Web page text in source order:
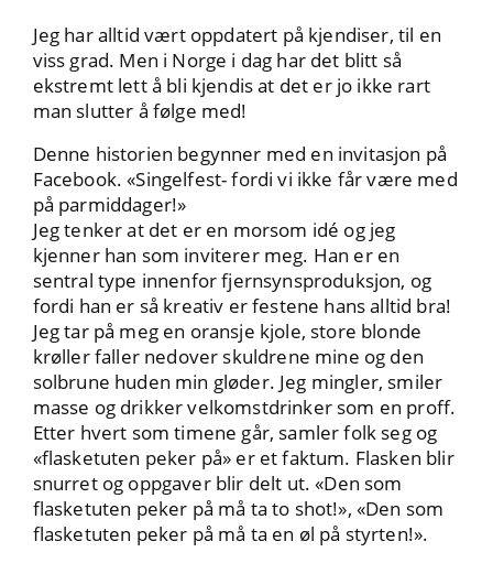
Jeg har alltid vært oppdatert på kjendiser, til en
viss grad. Men i Norge i dag har det blitt så
ekstremt lett å bli kjendis at det er jo ikke rart
man slutter å følge med!
Denne historien begynner med en invitasjon på
Facebook. «Singelfest- fordi vi ikke får være med
på parmiddager!»
Jeg tenker at det er en morsom idé og jeg
kjenner han som inviterer meg. Han er en
sentral type innenfor fjernsynsproduksjon, og
fordi han er så kreativ er festene hans alltid bra!
Jeg tar på meg en oransje kjole, store blonde
krøller faller nedover skuldrene mine og den
solbrune huden min gløder. Jeg mingler, smiler
masse og drikker velkomstdrinker som en proff.
Etter hvert som timene går, samler folk seg og
«flasketuten peker på» er et faktum. Flasken blir
snurret og oppgaver blir delt ut. «Den som
flasketuten peker på må ta to shot!», «Den som
flasketuten peker på må ta en øl på styrten!».